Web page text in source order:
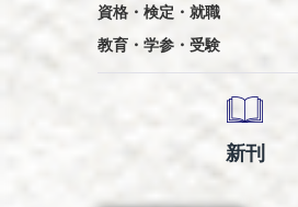
資格・検定・就職
教育・学参・受験
新刊